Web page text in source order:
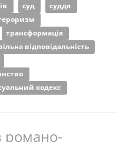
суд
суддя
трансформація
відповідальність
кодекс
романо-